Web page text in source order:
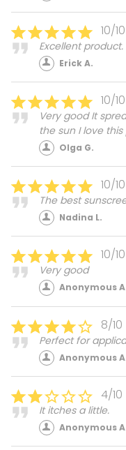
10/10
Excellent product.
Erick A.
10/10
Very good It
the sun I love
Olga G.
10/10
The best
Nadina L.
10/10
Very good
Anonymous
8/10
Perfect for
Anonymous
4/10
It itches a little.
Anonymous